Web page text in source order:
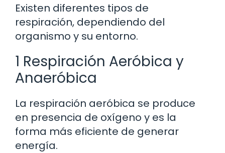
Existen diferentes tipos de
respiración, dependiendo del
organismo y su entorno.
1 Respiración Aeróbica y
Anaeróbica
La respiración aeróbica se produce
en presencia de oxígeno y es la
forma más eficiente de generar
energía.